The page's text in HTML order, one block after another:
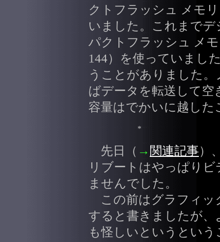
クトフラッシュ メモ
いました。これまで
パクトフラッシュ メモ
144）を使っていまし
うことがありました
ばデータを転送して
容量はでかいに越し
*
先日（ → 関連記事）
リブートはやっぱり
ませんでした。
この前はグラフィッ
すると書きましたが
も怪しいというとい